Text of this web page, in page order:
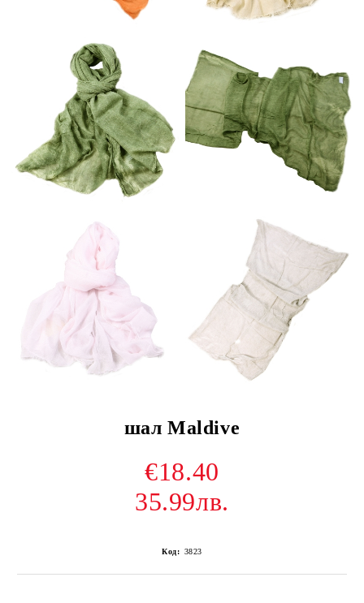
шал Maldive
€18.40
35.99лв.
Код: 3823